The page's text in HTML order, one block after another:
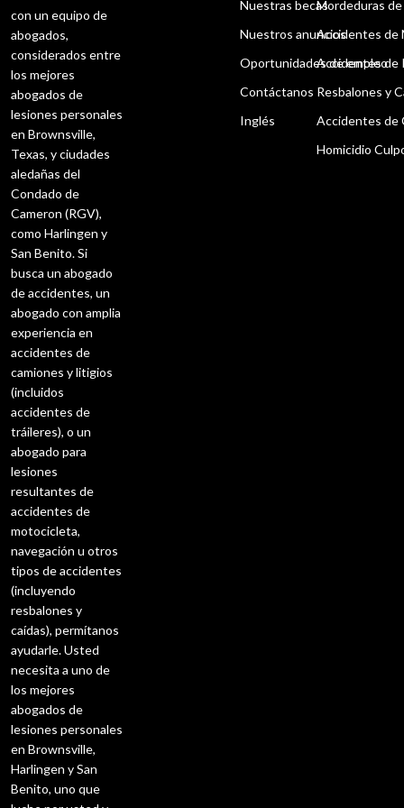
con un equipo de
abogados,
considerados entre
los mejores
abogados de
lesiones personales
en Brownsville,
Texas, y ciudades
aledañas del
Condado de
Cameron (RGV),
como Harlingen y
San Benito. Si
busca un abogado
de accidentes, un
abogado con amplia
experiencia en
accidentes de
camiones y litigios
(incluidos
accidentes de
tráileres), o un
abogado para
lesiones
resultantes de
accidentes de
motocicleta,
navegación u otros
tipos de accidentes
(incluyendo
resbalones y
caídas), permítanos
ayudarle. Usted
necesita a uno de
los mejores
abogados de
lesiones personales
en Brownsville,
Harlingen y San
Benito, uno que
Nuestras becas
Nuestros anuncios
Oportunidades de empleo
Contáctanos
Inglés
Mordeduras
Accidentes de
Accidentes de
Resbalones y
Accidentes de
Homicidio